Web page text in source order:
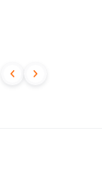
 